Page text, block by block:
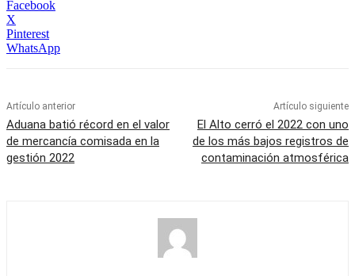
Facebook
X
Pinterest
WhatsApp
Artículo anterior
Aduana batió récord en el valor
de mercancía comisada en la
gestión 2022
Artículo siguiente
El Alto cerró el 2022 con uno
de los más bajos registros de
contaminación atmosférica